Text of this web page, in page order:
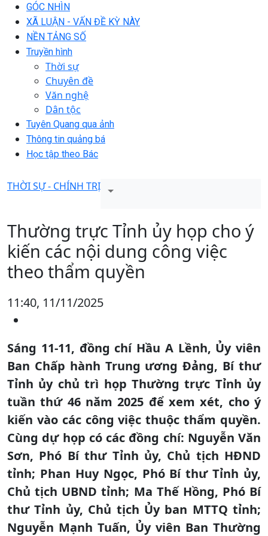
GÓC NHÌN
XÃ LUẬN - VẤN ĐỀ KỲ NÀY
NỀN TẢNG SỐ
Truyền hình
Thời sự
Chuyên đề
Văn nghệ
Dân tộc
Tuyên Quang qua ảnh
Thông tin quảng bá
Học tập theo Bác
THỜI SỰ - CHÍNH TRỊ
Thường trực Tỉnh ủy họp cho ý
kiến các nội dung công việc
theo thẩm quyền
11:40, 11/11/2025
Sáng 11-11, đồng chí Hầu A Lềnh, Ủy viên
Ban Chấp hành Trung ương Đảng, Bí thư
Tỉnh ủy chủ trì họp Thường trực Tỉnh ủy
tuần thứ 46 năm 2025 để xem xét, cho ý
kiến vào các công việc thuộc thẩm quyền.
Cùng dự họp có các đồng chí: Nguyễn Văn
Sơn, Phó Bí thư Tỉnh ủy, Chủ tịch HĐND
tỉnh; Phan Huy Ngọc, Phó Bí thư Tỉnh ủy,
Chủ tịch UBND tỉnh; Ma Thế Hồng, Phó Bí
thư Tỉnh ủy, Chủ tịch Ủy ban MTTQ tỉnh;
Nguyễn Mạnh Tuấn, Ủy viên Ban Thường